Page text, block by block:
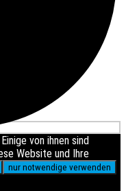
von ihnen sind
Website und Ihre
nur notwendige verwenden